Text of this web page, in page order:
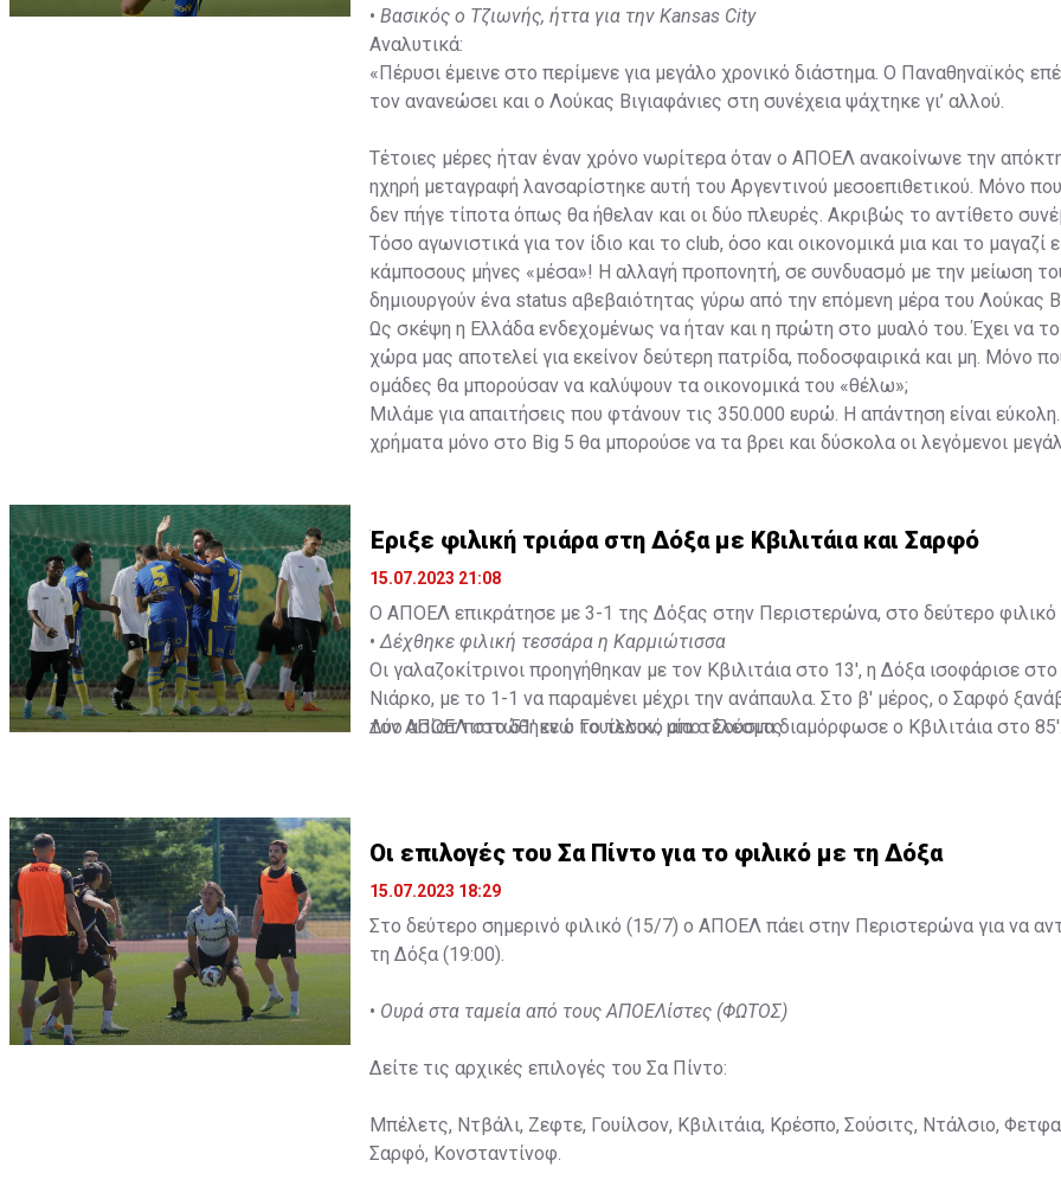
• Βασικός ο Τζιωνής, ήττα για την Kansas City
Αναλυτικά:
«Πέρυσι έμεινε στο περίμενε για μεγάλο χρονικό διάστημα. Ο Παναθηναϊκός
τον ανανεώσει και ο Λούκας Βιγιαφάνιες στη συνέχεια ψάχτηκε γι’ αλλού.
Τέτοιες μέρες ήταν έναν χρόνο νωρίτερα όταν ο ΑΠΟΕΛ ανακοίνωνε την
ηχηρή μεταγραφή λανσαρίστηκε αυτή του Αργεντινού μεσοεπιθετικού. Μόνο
δεν πήγε τίποτα όπως θα ήθελαν και οι δύο πλευρές. Ακριβώς το αντίθετο
Τόσο αγωνιστικά για τον ίδιο και το club, όσο και οικονομικά μια και το μαγαζί
κάμποσους μήνες «μέσα»! Η αλλαγή προπονητή, σε συνδυασμό με την μείωση
δημιουργούν ένα status αβεβαιότητας γύρω από την επόμενη μέρα του Λούκας
Ως σκέψη η Ελλάδα ενδεχομένως να ήταν και η πρώτη στο μυαλό του. Έχει να
χώρα μας αποτελεί για εκείνον δεύτερη πατρίδα, ποδοσφαιρικά και μη. Μόνο
ομάδες θα μπορούσαν να καλύψουν τα οικονομικά του «θέλω»;
Μιλάμε για απαιτήσεις που φτάνουν τις 350.000 ευρώ. Η απάντηση είναι
χρήματα μόνο στο Big 5 θα μπορούσε να τα βρει και δύσκολα οι λεγόμενοι
Έριξε φιλική τριάρα στη Δόξα με Κβιλιτάια και Σαρφό
15.07.2023 21:08
Ο ΑΠΟΕΛ επικράτησε με 3-1 της Δόξας στην Περιστερώνα, στο δεύτερο φιλικό
• Δέχθηκε φιλική τεσσάρα η Καρμιώτισσα
Οι γαλαζοκίτρινοι προηγήθηκαν με τον Κβιλιτάια στο 13', η Δόξα ισοφάρισε
Νιάρκο, με το 1-1 να παραμένει μέχρι την ανάπαυλα. Στο β' μέρος, ο Σαρφό
τον ΑΠΟΕΛ στο 51' ενώ το τελικό αποτέλεσμα διαμόρφωσε ο Κβιλιτάια στο 85'.
Δύο ασίστ πιστώθηκε ο Γουίλσον, μία ο Σούσιτς.
Οι επιλογές του Σα Πίντο για το φιλικό με τη Δόξα
15.07.2023 18:29
Στο δεύτερο σημερινό φιλικό (15/7) ο ΑΠΟΕΛ πάει στην Περιστερώνα για να
τη Δόξα (19:00).
• Ουρά στα ταμεία από τους ΑΠΟΕΛίστες (ΦΩΤΟΣ)
Δείτε τις αρχικές επιλογές του Σα Πίντο:
Μπέλετς, Ντβάλι, Ζεφτε, Γουίλσον, Κβιλιτάια, Κρέσπο, Σούσιτς, Ντάλσιο,
Σαρφό, Κονσταντίνοφ.